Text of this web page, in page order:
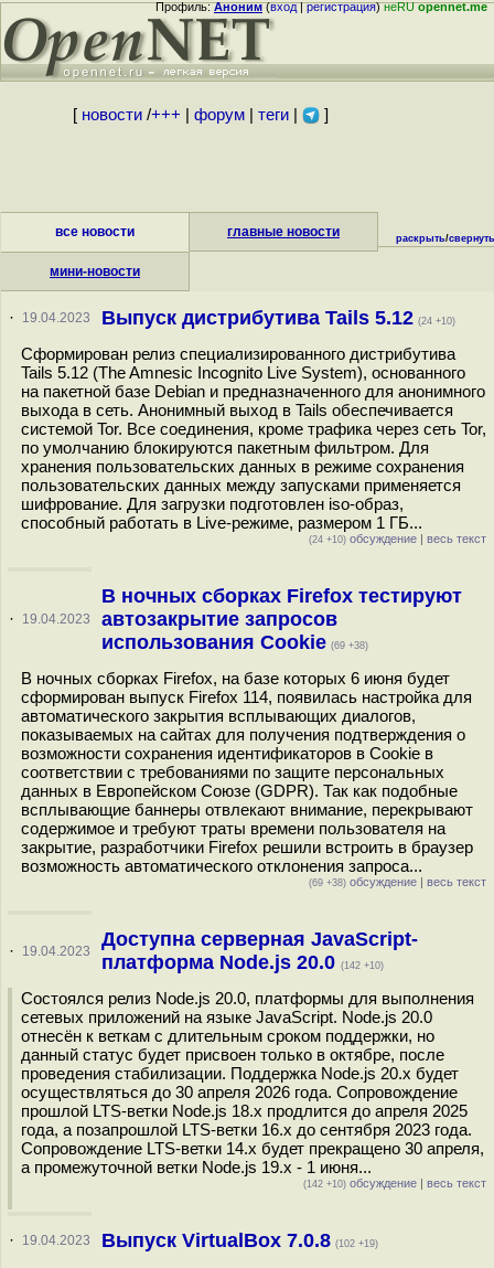
Профиль:Аноним(вход|регистрация)неRUopennet.me
[ новости/+++ форум| теги| ]
все новости главные новости
мини-новости
раскрыть/свернуть
· 19.04.2023 Выпуск дистрибутива Tails 5.12 (24 +10)
Сформирован релиз специализированного дистрибутива
Tails 5.12 (The Amnesic Incognito Live System), основанного
на пакетной базе Debian и предназначенного для анонимного
выхода в сеть. Анонимный выход в Tails обеспечивается
системой Tor. Все соединения, кроме трафика через сеть Tor,
по умолчанию блокируются пакетным фильтром. Для
хранения пользовательских данных в режиме сохранения
пользовательских данных между запусками применяется
шифрование. Для загрузки подготовлен iso-образ,
способный работать в Live-режиме, размером 1 ГБ...
(24 +10) обсуждение | весь текст
· 19.04.2023
В ночных сборках Firefox тестируют
автозакрытие запросов
использования Cookie (69 +38)
В ночных сборках Firefox, на базе которых 6 июня будет
сформирован выпуск Firefox 114, появилась настройка для
автоматического закрытия всплывающих диалогов,
показываемых на сайтах для получения подтверждения о
возможности сохранения идентификаторов в Cookie в
соответствии с требованиями по защите персональных
данных в Европейском Союзе (GDPR). Так как подобные
всплывающие баннеры отвлекают внимание, перекрывают
содержимое и требуют траты времени пользователя на
закрытие, разработчики Firefox решили встроить в браузер
возможность автоматического отклонения запроса...
(69 +38) обсуждение | весь текст
· 19.04.2023
Доступна серверная JavaScript-
платформа Node.js 20.0 (142 +10)
Состоялся релиз Node.js 20.0, платформы для выполнения
сетевых приложений на языке JavaScript. Node.js 20.0
отнесён к веткам с длительным сроком поддержки, но
данный статус будет присвоен только в октябре, после
проведения стабилизации. Поддержка Node.js 20.x будет
осуществляться до 30 апреля 2026 года. Сопровождение
прошлой LTS-ветки Node.js 18.x продлится до апреля 2025
года, а позапрошлой LTS-ветки 16.x до сентября 2023 года.
Сопровождение LTS-ветки 14.x будет прекращено 30 апреля,
а промежуточной ветки Node.js 19.x - 1 июня...
(142 +10) обсуждение | весь текст
· 19.04.2023 Выпуск VirtualBox 7.0.8 (102 +19)